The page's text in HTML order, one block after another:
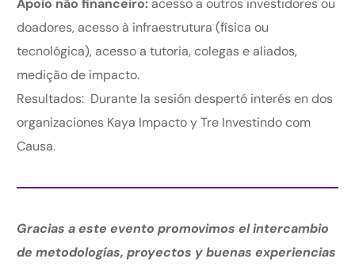
doadores, acesso à infraestrutura (física ou
tecnológica), acesso a tutoria, colegas e aliados,
medição de impacto.
Resultados: Durante la sesión despertó interés en dos
organizaciones Kaya Impacto y Tre Investindo com
Causa.
Gracias a este evento promovimos el intercambio
de metodologías, proyectos y buenas experiencias